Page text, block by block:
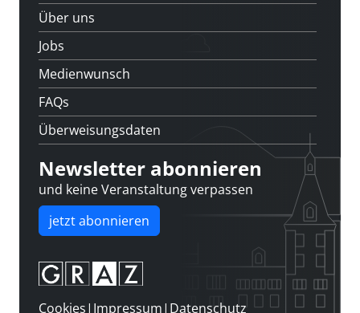
Über uns
Jobs
Medienwunsch
FAQs
Überweisungsdaten
Newsletter abonnieren
und keine Veranstaltung verpassen
jetzt abonnieren
Cookies| Impressum| Datenschutz